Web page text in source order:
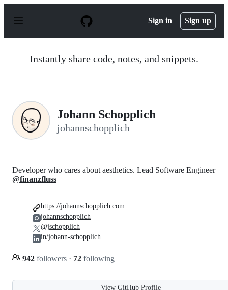
p
Sign in Sign up
Instantly share code, notes, and snippets.
Johann Schopplich
johannschopplich
Developer who cares about aesthetics. Lead Software Engineer
@finanzfluss
942 followers · 72 following
https://johannschopplich.com
johannschopplich
@jschopplich
in/johann-schopplich
View GitHub Profile